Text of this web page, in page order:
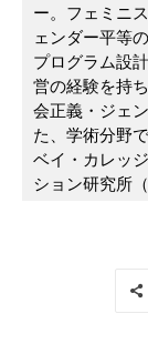
ー。フェミニ
ェンダー平等
プログラム設
営の経験を持
会正義・ジェ
た、学術分野
ベイ・カレッ
ション研究所